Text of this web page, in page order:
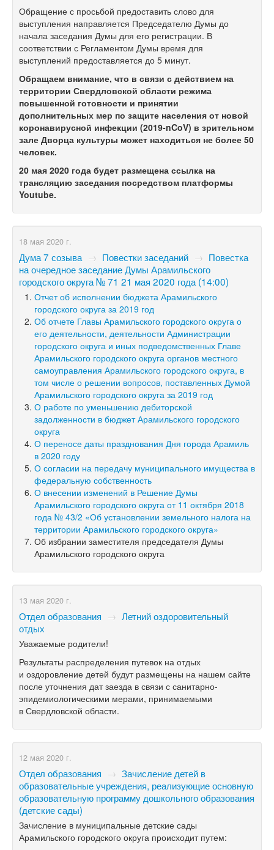
Обращение с просьбой предоставить слово для
выступления направляется Председателю Думы до
начала заседания Думы для его регистрации. В
соответствии с Регламентом Думы время для
выступлений предоставляется до 5 минут.
Обращаем внимание, что в связи с действием на
территории Свердловской области режима
повышенной готовности и принятии
дополнительных мер по защите населения от новой
коронавирусной инфекции (2019-nCoV) в зрительном
зале Дворца культуры может находиться не более 50
человек.
20 мая 2020 года будет размещена ссылка на
трансляцию заседания посредством платформы
Youtube.
18 мая 2020 г.
Дума 7 созыва → Повестки заседаний → Повестка
на очередное заседание Думы Арамильского
городского округа № 71 21 мая 2020 года (14:00)
Отчет об исполнении бюджета Арамильского
городского округа за 2019 год
Об отчете Главы Арамильского городского округа о
его деятельности, деятельности Администрации
городского округа и иных подведомственных Главе
Арамильского городского округа органов местного
самоуправления Арамильского городского округа, в
том числе о решении вопросов, поставленных Думой
Арамильского городского округа за 2019 год
О работе по уменьшению дебиторской
задолженности в бюджет Арамильского городского
округа
О переносе даты празднования Дня города Арамиль
в 2020 году
О согласии на передачу муниципального имущества в
федеральную собственность
О внесении изменений в Решение Думы
Арамильского городского округа от 11 октября 2018
года № 43/2 «Об установлении земельного налога на
территории Арамильского городского округа»
Об избрании заместителя председателя Думы
Арамильского городского округа
13 мая 2020 г.
Отдел образования → Летний оздоровительный
отдых
Уважаемые родители!
Результаты распределения путевок на отдых
и оздоровление детей будут размещены на нашем сайте
после уточнения дат заезда в связи с санитарно-
эпидемиологическими мерами, принимаемыми
в Свердловской области.
12 мая 2020 г.
Отдел образования → Зачисление детей в
образовательные учреждения, реализующие основную
образовательную программу дошкольного образования
(детские сады)
Зачисление в муниципальные детские сады
Арамильского городского округа происходит путем: